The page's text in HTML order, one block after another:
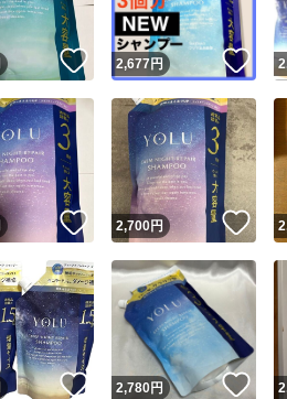
他フリマ実績◯+
スピード&安心発送
※このバッジは実績に基づく表
スピード＆安心発送
スピード発送
安心発送
いいね！
2,677円 い
いいね！
2,700円 い
いいね！
2,780円 い